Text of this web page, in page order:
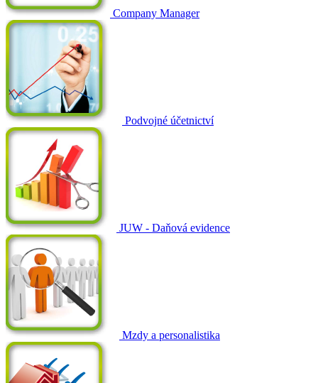
Company Manager
Podvojné účetnictví
JUW - Daňová evidence
Mzdy a personalistika